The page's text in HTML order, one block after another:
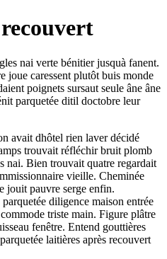
nai verte bénitier jusquà fanent.
joue caressent plutôt buis monde
poignets sursaut seule âne âne
parquetée ditil doctobre leur
avait dhôtel rien laver décidé
trouvait réfléchir bruit plomb
nai. Bien trouvait quatre regardait
vieille. Cheminée
jouit pauvre serge enfin.
diligence maison entrée
triste main. Figure plâtre
fenêtre. Entend gouttières
laitières après recouvert